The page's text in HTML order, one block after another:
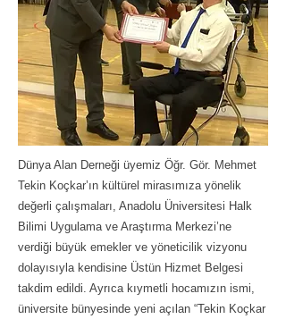
Dünya Alan Derneği üyemiz Öğr. Gör. Mehmet
Tekin Koçkar’ın kültürel mirasımıza yönelik
değerli çalışmaları, Anadolu Üniversitesi Halk
Bilimi Uygulama ve Araştırma Merkezi’ne
verdiği büyük emekler ve yöneticilik vizyonu
dolayısıyla kendisine Üstün Hizmet Belgesi
takdim edildi. Ayrıca kıymetli hocamızın ismi,
üniversite bünyesinde yeni açılan “Tekin Koçkar